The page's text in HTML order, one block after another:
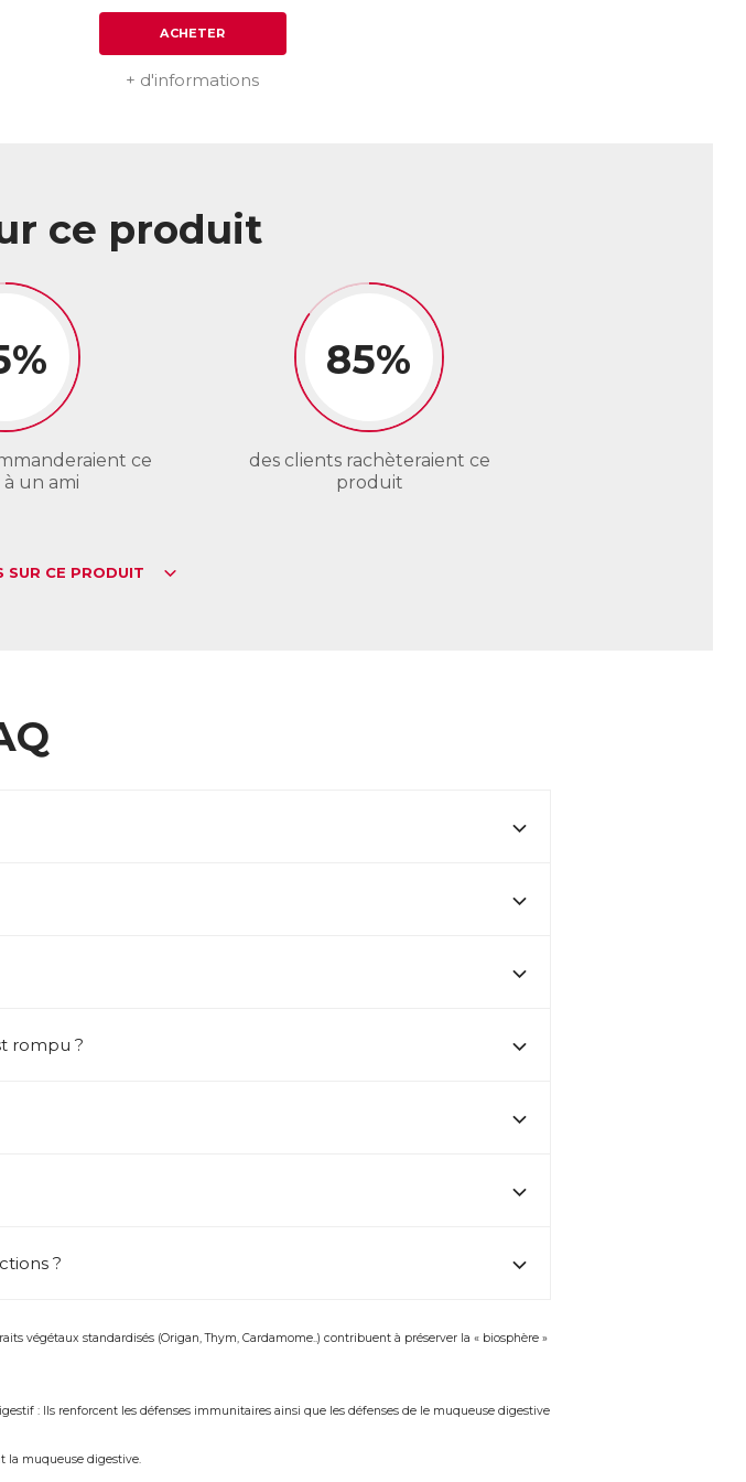
ACHETER
+ d'informations
ce produit
ce
un ami
85%
des clients rachèteraient ce
produit
SUR CE PRODUIT
rompu ?
?
végétaux standardisés (Origan, Thym, Cardamome..) contribuent à préserver la « biosphère »
: Ils renforcent les défenses immunitaires ainsi que les défenses de le muqueuse digestive
la muqueuse digestive.